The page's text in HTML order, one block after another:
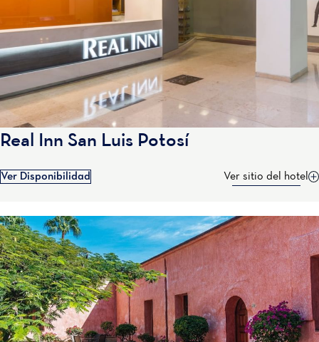
Real Inn San Luis Potosí
Ver Disponibilidad Ver sitio del hotel